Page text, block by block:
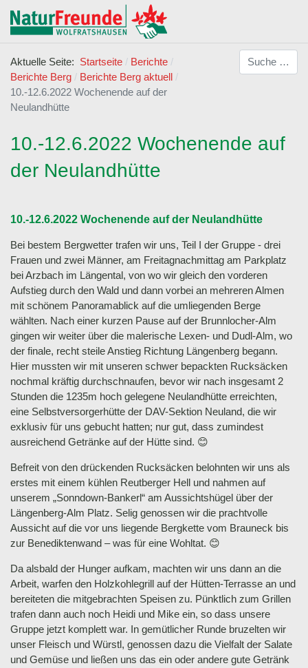
Aktuelle Seite: Startseite
Berichte
Berichte Berg
Berichte Berg aktuell
10.-12.6.2022 Wochenende auf der
Neulandhütte
Suchen
10.-12.6.2022 Wochenende auf
der Neulandhütte
10.-12.6.2022 Wochenende auf der Neulandhütte
Bei bestem Bergwetter trafen wir uns, Teil I der Gruppe - drei
Frauen und zwei Männer, am Freitagnachmittag am Parkplatz
bei Arzbach im Längental, von wo wir gleich den vorderen
Aufstieg durch den Wald und dann vorbei an mehreren Almen
mit schönem Panoramablick auf die umliegenden Berge
wählten. Nach einer kurzen Pause auf der Brunnlocher-Alm
gingen wir weiter über die malerische Lexen- und Dudl-Alm, wo
der finale, recht steile Anstieg Richtung Längenberg begann.
Hier mussten wir mit unseren schwer bepackten Rucksäcken
nochmal kräftig durchschnaufen, bevor wir nach insgesamt 2
Stunden die 1235m hoch gelegene Neulandhütte erreichten,
eine Selbstversorgerhütte der DAV-Sektion Neuland, die wir
exklusiv für uns gebucht hatten; nur gut, dass zumindest
ausreichend Getränke auf der Hütte sind. 😊
Befreit von den drückenden Rucksäcken belohnten wir uns als
erstes mit einem kühlen Reutberger Hell und nahmen auf
unserem „Sonndown-Bankerl“ am Aussichtshügel über der
Längenberg-Alm Platz. Selig genossen wir die prachtvolle
Aussicht auf die vor uns liegende Bergkette vom Brauneck bis
zur Benediktenwand – was für eine Wohltat. 😊
Da alsbald der Hunger aufkam, machten wir uns dann an die
Arbeit, warfen den Holzkohlegrill auf der Hütten-Terrasse an und
bereiteten die mitgebrachten Speisen zu. Pünktlich zum Grillen
trafen dann auch noch Heidi und Mike ein, so dass unsere
Gruppe jetzt komplett war. In gemütlicher Runde bruzelten wir
unser Fleisch und Würstl, genossen dazu die Vielfalt der Salate
und Gemüse und ließen uns das ein oder andere gute Getränk